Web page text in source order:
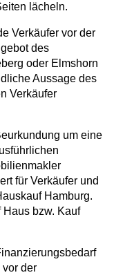
lächeln.
Verkäufer vor der
des
oder Elmshorn
Aussage des
Verkäufer
um eine
für Verkäufer und
Hamburg.
bzw. Kauf
vor der